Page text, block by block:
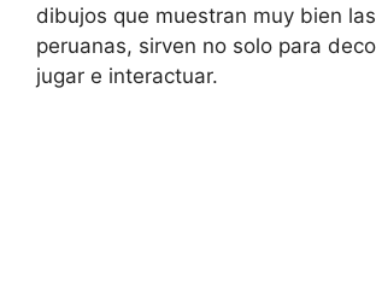
dibujos que muestran muy bien
peruanas, sirven no solo para
jugar e interactuar.